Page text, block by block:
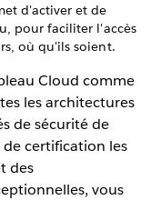
d'activer et de
pour faciliter l'accès
où qu'ils soient.
Cloud comme
les architectures
de sécurité de
certification les
des
vous